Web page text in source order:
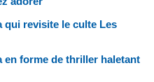
qui revisite le culte Les
en forme de thriller haletant